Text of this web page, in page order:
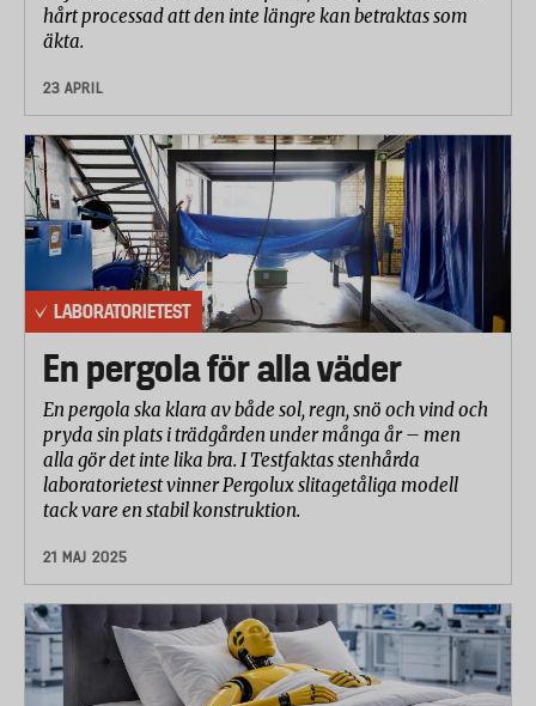
hårt processad att den inte längre kan betraktas som
äkta.
23 APRIL
LABORATORIETEST
En pergola för alla väder
En pergola ska klara av både sol, regn, snö och vind och
pryda sin plats i trädgården under många år – men
alla gör det inte lika bra. I Testfaktas stenhårda
laboratorietest vinner Pergolux slitagetåliga modell
tack vare en stabil konstruktion.
21 MAJ 2025